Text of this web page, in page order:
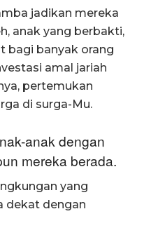
jadikan mereka
anak yang berbakti,
bagi banyak orang
amal jariah
pertemukan
di surga-Mu.
anak dengan
mereka berada.
yang
dekat dengan